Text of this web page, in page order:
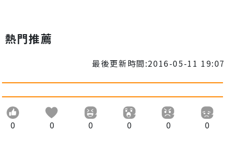
熱門推薦
最後更新時間:2016-05-11 19:07
0 0 0 0 0 0